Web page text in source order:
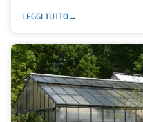
LEGGI TUTTO